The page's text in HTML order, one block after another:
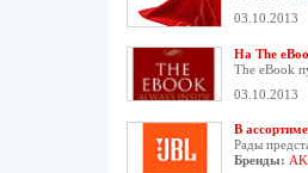
03.10.2013
На The
The eBook
03.10.2013
В
Рады
Бренды: